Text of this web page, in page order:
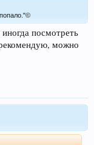
посмотреть
можно